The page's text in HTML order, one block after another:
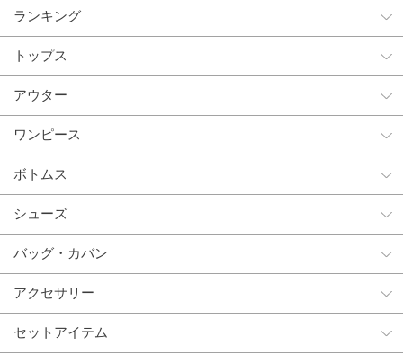
ランキング
トップス
アウター
ワンピース
ボトムス
シューズ
バッグ・カバン
アクセサリー
セットアイテム